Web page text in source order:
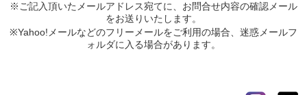
※ご記入頂いたメールアドレス宛てに、お問合せ内容の確認メール
をお送りいたします。
※Yahoo!メールなどのフリーメールをご利用の場合、迷惑メールフ
ォルダに入る場合があります。